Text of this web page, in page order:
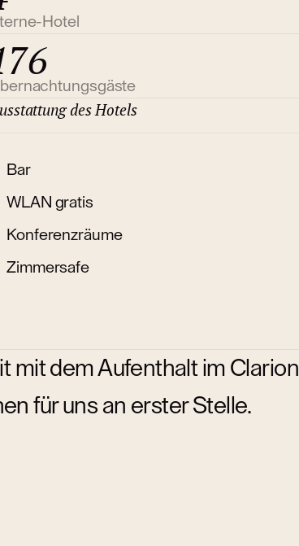
Hotel
des Hotels
Bar
WLAN gratis
Konferenzräume
Zimmersafe
mit dem Aufenthalt im Clarion
für uns an erster Stelle.